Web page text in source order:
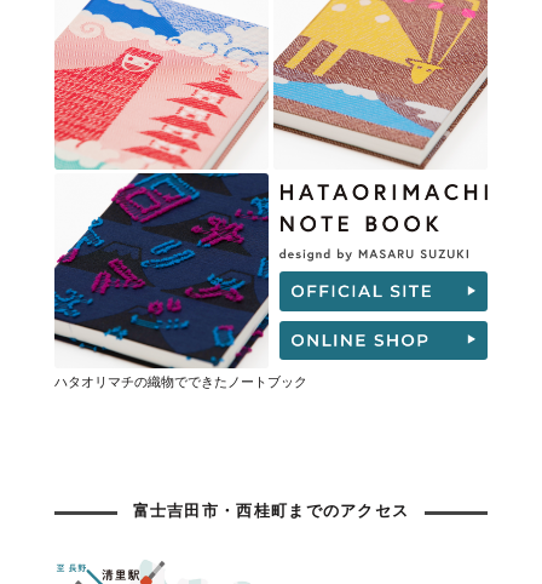
ハタオリマチの織物でできたノートブック
富士吉田市・西桂町までのアクセス